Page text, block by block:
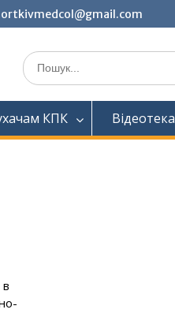
Шукати:
КПК Відеотека